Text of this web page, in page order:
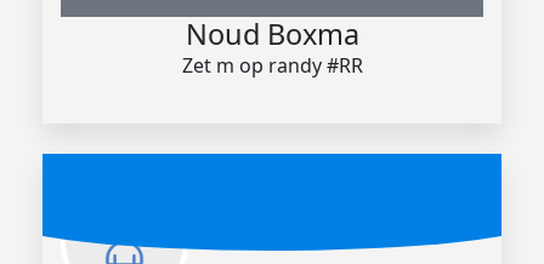
Noud Boxma
Zet m op randy #RR